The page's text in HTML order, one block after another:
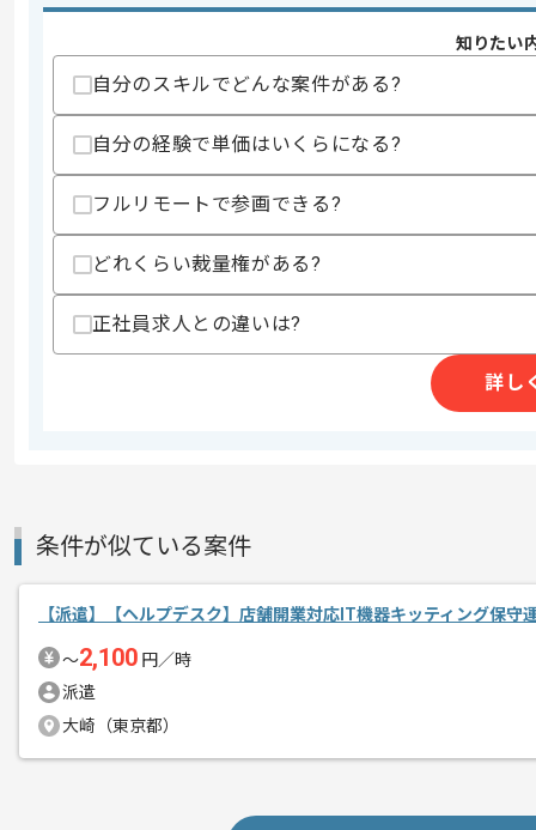
求めるスキル
・Officeソフトを使用し、マニュアルな
・アプリケーションのアカウント発行
歓迎スキル
・総務部門若しくはIT部門にて管理系業
スキルに不安がある方へ
誰しもが一度は遊んだことのあるくら
既存のヒットに甘んじることなく、新
知りたい
自分のスキルでどんな案件がある?
自分の経験で単価はいくらになる?
フルリモートで参画できる?
どれくらい裁量権がある?
正社員求人との違いは?
詳し
条件が似ている案件
【派遣】【ヘルプデスク】店舗開業対応IT機器キッティング保守
〜2,100 円／時
派遣
大崎（東京都）